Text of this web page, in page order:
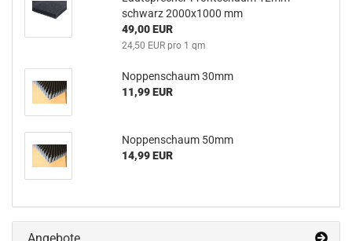
schwarz 2000x1000 mm
49,00 EUR
24,50 EUR pro 1 qm
Noppenschaum 30mm
11,99 EUR
Noppenschaum 50mm
14,99 EUR